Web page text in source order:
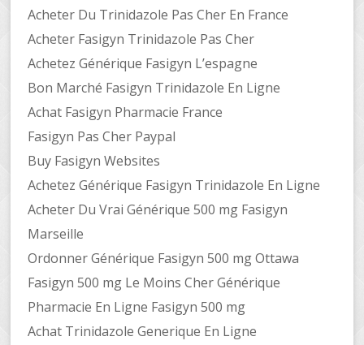
Acheter Du Trinidazole Pas Cher En France
Acheter Fasigyn Trinidazole Pas Cher
Achetez Générique Fasigyn L’espagne
Bon Marché Fasigyn Trinidazole En Ligne
Achat Fasigyn Pharmacie France
Fasigyn Pas Cher Paypal
Buy Fasigyn Websites
Achetez Générique Fasigyn Trinidazole En Ligne
Acheter Du Vrai Générique 500 mg Fasigyn
Marseille
Ordonner Générique Fasigyn 500 mg Ottawa
Fasigyn 500 mg Le Moins Cher Générique
Pharmacie En Ligne Fasigyn 500 mg
Achat Trinidazole Generique En Ligne